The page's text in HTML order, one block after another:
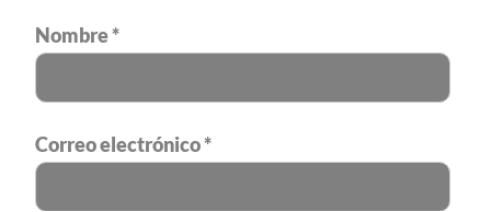
Nombre*
Correo electrónico*